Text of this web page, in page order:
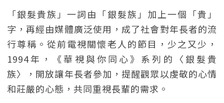
「銀髮貴族」一詞由「銀髮族」加上一個「貴」
字，再經由媒體廣泛使用，成了社會對年長者的流
行尊稱。從前電視關懷老人的節目，少之又少，
1994年，《華視與你同心》系列的〈銀髮貴
族〉，開放讓年長者參加，提醒觀眾以虔敬的心情
和莊嚴的心態，共同重視長輩的需求。